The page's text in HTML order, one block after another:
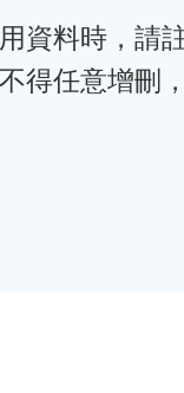
資料時，請
得任意增刪